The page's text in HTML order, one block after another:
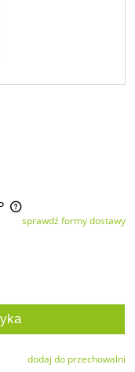
sprawdź formy dostawy
dodaj do przechowalni